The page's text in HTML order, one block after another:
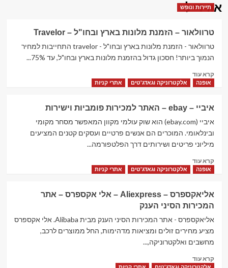
אוו דיל
תיירות ונופש
טרוולאור – הזמנת מלונות בארץ ובחו"ל – Travelor
טרוולאור - הזמנת מלונות בארץ ובחו"ל - travelor התחייבות למחיר
הנמוך ביותר! חסכון גדול בהזמנת מלונות בארץ ובחו"ל, עד 75%...
קרא עודRead
more
–
הזמנת
מלונות
–
Travelor
אופנה אלקטרוניקה וגאדג'טים אתרי קניות
איביי – ebay – האתר למכירות פומביות וישירות
איביי (ebay.com) הוא שוק עולמי מקוון המאפשר מסחר מקומי
ובינלאומי. המוכרים הם אנשים פרטיים ועסקים קטנים המציעים
מיליוני פריטים ושירותים דרך הפלטפורמה...
קרא עודRead
more
–
ebay
–
פומביות וישירות
אופנה אלקטרוניקה וגאדג'טים אתרי קניות
אליאקספרס – Aliexpress – אלי אקספרס – אתר
המכירות הסיני הענק
אליאקספרס - אתר המכירות הסיני הענק מבית Alibaba. אלי אקספרס
מציע מחירים זולים ומציאות מדהימות, החל ממוצרים לרכב,
מחשבים ואלקטרוניקה,...
קרא עודRead